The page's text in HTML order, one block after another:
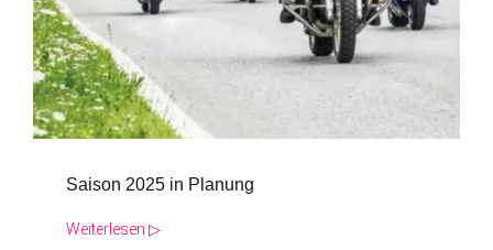
Saison 2025 in Planung
Weiterlesen ▷